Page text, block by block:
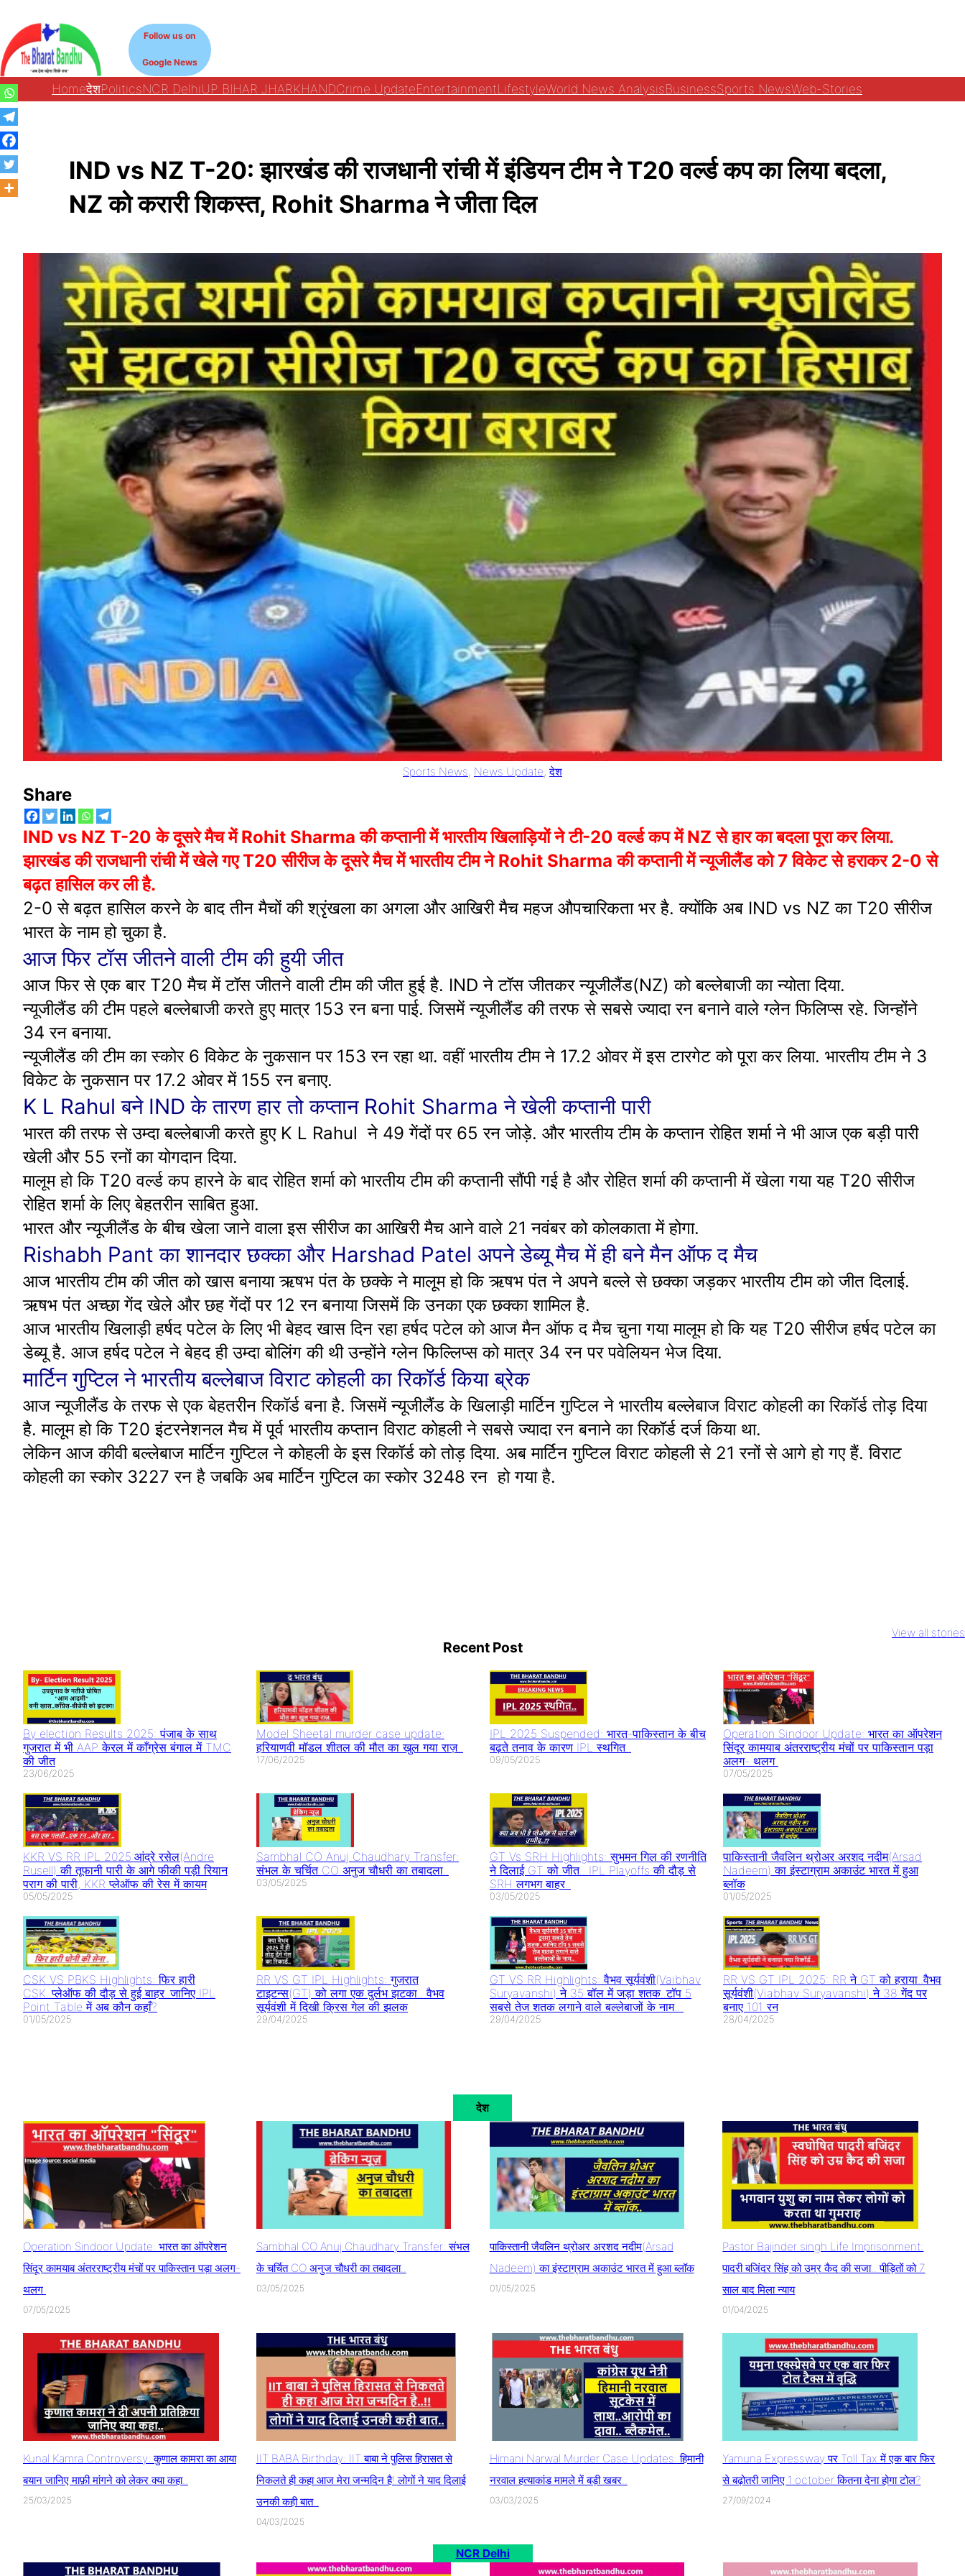
content
Follow us on
Google News
HomeदेशPoliticsNCR DelhiUP BIHAR JHARKHANDCrime UpdateEntertainmentLifestyleWorld News AnalysisBusinessSports NewsWeb-Stories
IND vs NZ T-20: झारखंड की राजधानी रांची में इंडियन टीम ने T20 वर्ल्ड कप का लिया बदला,
NZ को करारी शिकस्त, Rohit Sharma ने जीता दिल
Sports News, News Update, देश
Share
IND vs NZ T-20 के दूसरे मैच में Rohit Sharma की कप्तानी में भारतीय खिलाड़ियों ने टी-20 वर्ल्ड कप में NZ से हार का बदला पूरा कर लिया.
झारखंड की राजधानी रांची में खेले गए T20 सीरीज के दूसरे मैच में भारतीय टीम ने Rohit Sharma की कप्तानी में न्यूजीलैंड को 7 विकेट से हराकर 2-0 से
बढ़त हासिल कर ली है.
2-0 से बढ़त हासिल करने के बाद तीन मैचों की श्रृंखला का अगला और आखिरी मैच महज औपचारिकता भर है. क्योंकि अब IND vs NZ का T20 सीरीज
भारत के नाम हो चुका है.
आज फिर टॉस जीतने वाली टीम की हुयी जीत
आज फिर से एक बार T20 मैच में टॉस जीतने वाली टीम की जीत हुई है. IND ने टॉस जीतकर न्यूजीलैंड(NZ) को बल्लेबाजी का न्योता दिया.
न्यूजीलैंड की टीम पहले बल्लेबाजी करते हुए मात्र 153 रन बना पाई. जिसमें न्यूजीलैंड की तरफ से सबसे ज्यादा रन बनाने वाले ग्लेन फिलिप्स रहे. जिन्होंने
34 रन बनाया.
न्यूजीलैंड की टीम का स्कोर 6 विकेट के नुकसान पर 153 रन रहा था. वहीं भारतीय टीम ने 17.2 ओवर में इस टारगेट को पूरा कर लिया. भारतीय टीम ने 3
विकेट के नुकसान पर 17.2 ओवर में 155 रन बनाए.
K L Rahul बने IND के तारण हार तो कप्तान Rohit Sharma ने खेली कप्तानी पारी
भारत की तरफ से उम्दा बल्लेबाजी करते हुए K L Rahul ने 49 गेंदों पर 65 रन जोड़े. और भारतीय टीम के कप्तान रोहित शर्मा ने भी आज एक बड़ी पारी
खेली और 55 रनों का योगदान दिया.
मालूम हो कि T20 वर्ल्ड कप हारने के बाद रोहित शर्मा को भारतीय टीम की कप्तानी सौंपी गई है और रोहित शर्मा की कप्तानी में खेला गया यह T20 सीरीज
रोहित शर्मा के लिए बेहतरीन साबित हुआ.
भारत और न्यूजीलैंड के बीच खेला जाने वाला इस सीरीज का आखिरी मैच आने वाले 21 नवंबर को कोलकाता में होगा.
Rishabh Pant का शानदार छक्का और Harshad Patel अपने डेब्यू मैच में ही बने मैन ऑफ द मैच
आज भारतीय टीम की जीत को खास बनाया ऋषभ पंत के छक्के ने मालूम हो कि ऋषभ पंत ने अपने बल्ले से छक्का जड़कर भारतीय टीम को जीत दिलाई.
ऋषभ पंत अच्छा गेंद खेले और छह गेंदों पर 12 रन बनाया जिसमें कि उनका एक छक्का शामिल है.
आज भारतीय खिलाड़ी हर्षद पटेल के लिए भी बेहद खास दिन रहा हर्षद पटेल को आज मैन ऑफ द मैच चुना गया मालूम हो कि यह T20 सीरीज हर्षद पटेल का
डेब्यू है. आज हर्षद पटेल ने बेहद ही उम्दा बोलिंग की थी उन्होंने ग्लेन फिल्लिप्स को मात्र 34 रन पर पवेलियन भेज दिया.
मार्टिन गुप्टिल ने भारतीय बल्लेबाज विराट कोहली का रिकॉर्ड किया ब्रेक
आज न्यूजीलैंड के तरफ से एक बेहतरीन रिकॉर्ड बना है. जिसमें न्यूजीलैंड के खिलाड़ी मार्टिन गुप्टिल ने भारतीय बल्लेबाज विराट कोहली का रिकॉर्ड तोड़ दिया
है. मालूम हो कि T20 इंटरनेशनल मैच में पूर्व भारतीय कप्तान विराट कोहली ने सबसे ज्यादा रन बनाने का रिकॉर्ड दर्ज किया था.
लेकिन आज कीवी बल्लेबाज मार्टिन गुप्टिल ने कोहली के इस रिकॉर्ड को तोड़ दिया. अब मार्टिन गुप्टिल विराट कोहली से 21 रनों से आगे हो गए हैं. विराट
कोहली का स्कोर 3227 रन है जबकि अब मार्टिन गुप्टिल का स्कोर 3248 रन हो गया है.
View all stories
तो सावधान
धमाल
भट्ट सीता की भूमिका
सहित बॉलीवुड के
जमावड़ा
Kohli का 6th
Recent Post
By election Results 2025: पंजाब के साथ
गुजरात में भी AAP केरल में काँग्रेस बंगाल में TMC
की जीत
23/06/2025
Model Sheetal murder case update:
हरियाणवी मॉडल शीतल की मौत का खुल गया राज़..
17/06/2025
IPL 2025 Suspended: भारत-पाकिस्तान के बीच
बढ़ते तनाव के कारण IPL स्थगित..
09/05/2025
Operation Sindoor Update: भारत का ऑपरेशन
सिंदूर कामयाब अंतरराष्ट्रीय मंचों पर पाकिस्तान पड़ा
अलग- थलग
07/05/2025
KKR VS RR IPL 2025:आंद्रे रसेल(Andre
Rusell) की तूफानी पारी के आगे फीकी पड़ी रियान
पराग की पारी, KKR प्लेऑफ की रेस में कायम
05/05/2025
Sambhal CO Anuj Chaudhary Transfer:
संभल के चर्चित CO अनुज चौधरी का तबादला..
03/05/2025
GT Vs SRH Highlights: सुभमन गिल की रणनीति
ने दिलाई GT को जीत.. IPL Playoffs की दौड़ से
SRH लगभग बाहर..
03/05/2025
पाकिस्तानी जैवलिन थ्रोअर अरशद नदीम(Arsad
Nadeem) का इंस्टाग्राम अकाउंट भारत में हुआ
ब्लॉक
01/05/2025
CSK VS PBKS Highlights: फिर हारी
CSK..प्लेऑफ की दौड़ से हुई बाहर..जानिए IPL
Point Table में अब कौन कहाँ?
01/05/2025
RR VS GT IPL Highlights: गुजरात
टाइटन्स(GT) को लगा एक दुर्लभ झटका.. वैभव
सूर्यवंशी में दिखी क्रिस गेल की झलक
29/04/2025
GT VS RR Highlights: वैभव सूर्यवंशी(Vaibhav
Suryavanshi) ने 35 बॉल में जड़ा शतक..टॉप 5
सबसे तेज शतक लगाने वाले बल्लेबाजों के नाम..
29/04/2025
RR VS GT IPL 2025: RR ने GT को हराया..वैभव
सूर्यवंशी(Viabhav Suryavanshi) ने 38 गेंद पर
बनाए 101 रन
28/04/2025
देश
Operation Sindoor Update: भारत का ऑपरेशन
सिंदूर कामयाब अंतरराष्ट्रीय मंचों पर पाकिस्तान पड़ा अलग-
थलग
07/05/2025
Sambhal CO Anuj Chaudhary Transfer: संभल
के चर्चित CO अनुज चौधरी का तबादला..
03/05/2025
पाकिस्तानी जैवलिन थ्रोअर अरशद नदीम(Arsad
Nadeem) का इंस्टाग्राम अकाउंट भारत में हुआ ब्लॉक
01/05/2025
Pastor Bajinder singh Life Imprisonment:
पादरी बजिंदर सिंह को उम्र कैद की सजा.. पीड़ितों को 7
साल बाद मिला न्याय
01/04/2025
Kunal Kamra Controversy: कुणाल कामरा का आया
बयान जानिए माफ़ी मांगने को लेकर क्या कहा..
25/03/2025
IIT BABA Birthday: IIT बाबा ने पुलिस हिरासत से
निकलते ही कहा आज मेरा जन्मदिन है! लोगों ने याद दिलाई
उनकी कही बात..
04/03/2025
Himani Narwal Murder Case Updates: हिमानी
नरवाल हत्याकांड मामले में बड़ी खबर..
03/03/2025
Yamuna Expressway पर Toll Tax में एक बार फिर
से बढ़ोतरी जानिए 1 october कितना देना होगा टोल?
27/09/2024
NCR Delhi